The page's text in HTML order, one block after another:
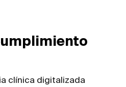
clínica digitalizada